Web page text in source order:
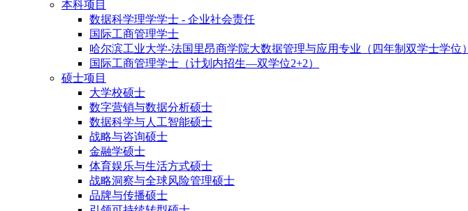
本科项目
数据科学理学学士 - 企业社会责任
国际工商管理学士
哈尔滨工业大学-法国里昂商学院大数据管理与应用专业（四年制双学士学位）
国际工商管理学士（计划内招生—双学位2+2）
硕士项目
大学校硕士
数字营销与数据分析硕士
数据科学与人工智能硕士
战略与咨询硕士
金融学硕士
体育娱乐与生活方式硕士
战略洞察与全球风险管理硕士
品牌与传播硕士